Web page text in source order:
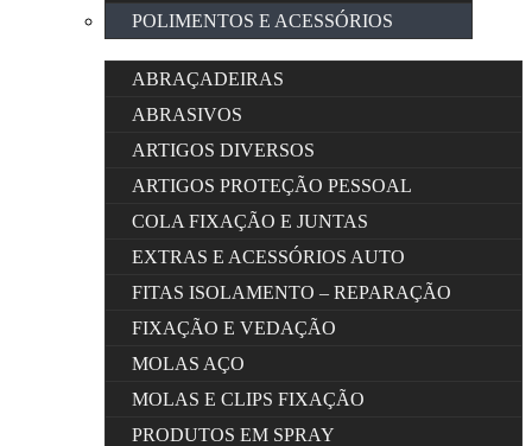
POLIMENTOS E ACESSÓRIOS
ABRAÇADEIRAS
ABRASIVOS
ARTIGOS DIVERSOS
ARTIGOS PROTEÇÃO PESSOAL
COLA FIXAÇÃO E JUNTAS
EXTRAS E ACESSÓRIOS AUTO
FITAS ISOLAMENTO – REPARAÇÃO
FIXAÇÃO E VEDAÇÃO
MOLAS AÇO
MOLAS E CLIPS FIXAÇÃO
PRODUTOS EM SPRAY